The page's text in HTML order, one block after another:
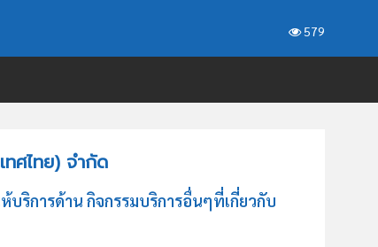
579
ทศไทย) จำกัด
ริการด้าน กิจกรรมบริการอื่นๆที่เกี่ยวกับ